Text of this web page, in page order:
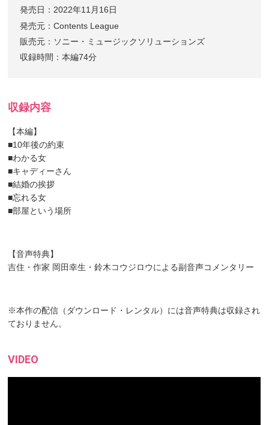
発売日：2022年11月16日
発売元：Contents League
販売元：ソニー・ミュージックソリューションズ
収録時間：本編74分
収録内容
【本編】
■10年後の約束
■わかる女
■キャディーさん
■結婚の挨拶
■忘れる女
■部屋という場所
【音声特典】
吉住・作家 岡田幸生・鈴木コウジロウによる副音声コメンタリー
※本作の配信（ダウンロード・レンタル）には音声特典は収録され
ておりません。
VIDEO